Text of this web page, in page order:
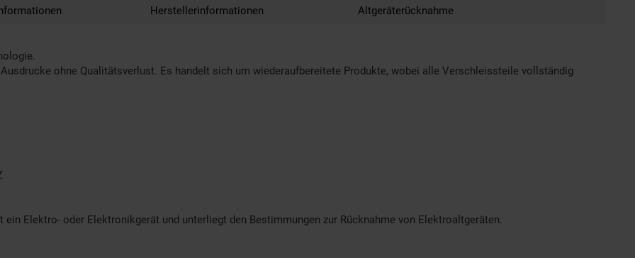
Herstellerinformationen Altgeräterücknahme
ohne Qualitätsverlust. Es handelt sich um wiederaufbereitete Produkte, wobei alle Verschleissteile vollständig
Elektro- oder Elektronikgerät und unterliegt den Bestimmungen zur Rücknahme von Elektroaltgeräten.